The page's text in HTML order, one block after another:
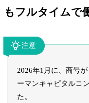
もフルタイムで
注意
2026年1月に、商号
ーマンキャピタルコ
た。